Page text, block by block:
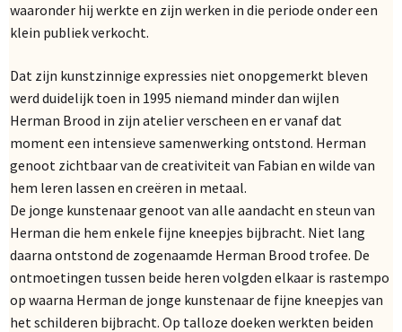
waaronder hij werkte en zijn werken in die periode onder een
klein publiek verkocht.
Dat zijn kunstzinnige expressies niet onopgemerkt bleven
werd duidelijk toen in 1995 niemand minder dan wijlen
Herman Brood in zijn atelier verscheen en er vanaf dat
moment een intensieve samenwerking ontstond. Herman
genoot zichtbaar van de creativiteit van Fabian en wilde van
hem leren lassen en creëren in metaal.
De jonge kunstenaar genoot van alle aandacht en steun van
Herman die hem enkele fijne kneepjes bijbracht. Niet lang
daarna ontstond de zogenaamde Herman Brood trofee. De
ontmoetingen tussen beide heren volgden elkaar is rastempo
op waarna Herman de jonge kunstenaar de fijne kneepjes van
het schilderen bijbracht. Op talloze doeken werkten beiden